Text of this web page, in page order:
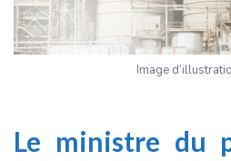
Image
Le ministre du